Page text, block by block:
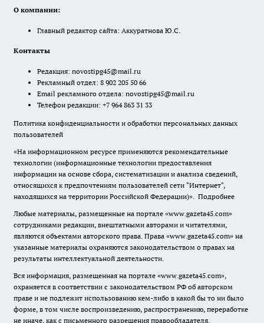
О компании:
Главный редактор сайта: Аккуратнова Ю.С.
Контакты
Редакция: novostipg45@mail.ru
Рекламный отдел: 8 902 205 50 66
Email рекламного отдела: novostipg45@mail.ru
Телефон редакции: +7 964 863 31 33
Политика конфиденциальности и обработки персональных данных
пользователей
«На информационном ресурсе применяются рекомендательные
технологии (информационные технологии предоставления
информации на основе сбора, систематизации и анализа сведений,
относящихся к предпочтениям пользователей сети "Интернет",
находящихся на территории Российской Федерации)». Подробнее
Любые материалы, размещенные на портале «www.gazeta45.com»
сотрудниками редакции, внештатными авторами и читателями,
являются объектами авторского права. Права «www.gazeta45.com» на
указанные материалы охраняются законодательством о правах на
результаты интеллектуальной деятельности.
Вся информация, размещенная на портале «www.gazeta45.com»,
охраняется в соответствии с законодательством РФ об авторском
праве и не подлежит использованию кем-либо в какой бы то ни было
форме, в том числе воспроизведению, распространению, переработке
не иначе, как с письменного разрешения правообладателя.